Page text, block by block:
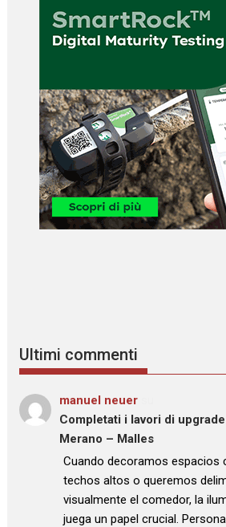
Ultimi commenti
manuel neuer
Completati i lavori di
Merano – Malles
: “
Cuando decoramos espacios
techos altos o queremos
visualmente el comedor, la
juega un papel crucial.